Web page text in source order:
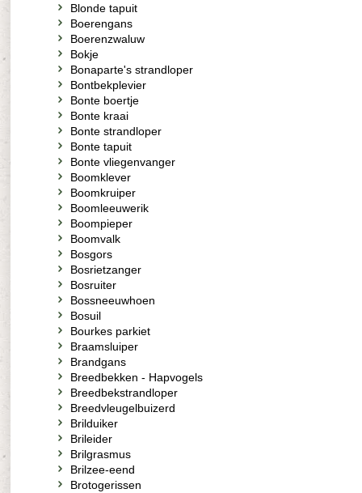
Blonde tapuit
Boerengans
Boerenzwaluw
Bokje
Bonaparte's strandloper
Bontbekplevier
Bonte boertje
Bonte kraai
Bonte strandloper
Bonte tapuit
Bonte vliegenvanger
Boomklever
Boomkruiper
Boomleeuwerik
Boompieper
Boomvalk
Bosgors
Bosrietzanger
Bosruiter
Bossneeuwhoen
Bosuil
Bourkes parkiet
Braamsluiper
Brandgans
Breedbekken - Hapvogels
Breedbekstrandloper
Breedvleugelbuizerd
Brilduiker
Brileider
Brilgrasmus
Brilzee-eend
Brotogerissen